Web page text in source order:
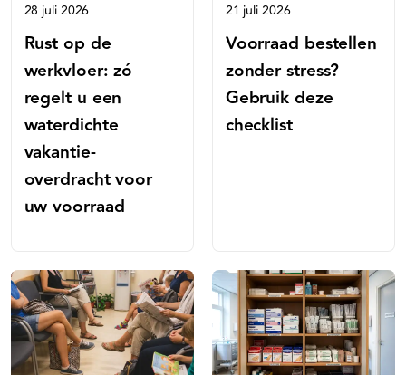
28 juli 2026
Rust op de
werkvloer: zó
regelt u een
waterdichte
vakantie-
overdracht voor
uw voorraad
21 juli 2026
Voorraad bestellen
zonder stress?
Gebruik deze
checklist